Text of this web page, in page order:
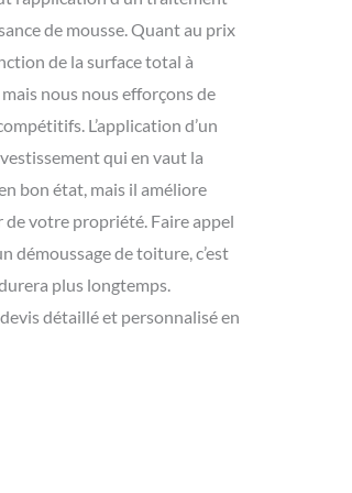
de mousse. Quant au prix
de la surface total à
nous nous efforçons de
L’application d’un
qui en vaut la
bon état, mais il améliore
de votre propriété. Faire appel
démoussage de toiture, c’est
plus longtemps.
détaillé et personnalisé en